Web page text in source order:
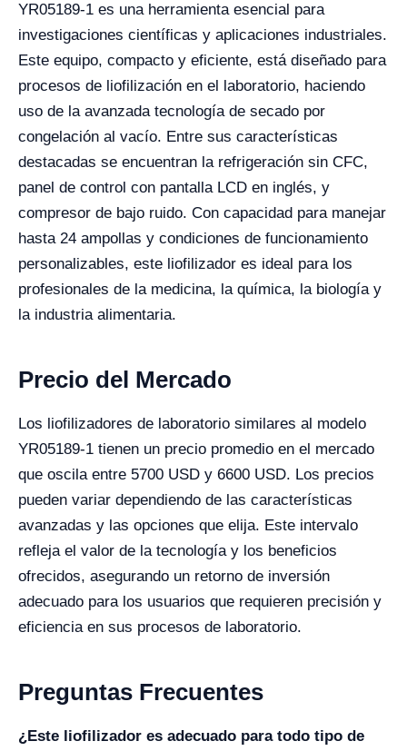
YR05189-1 es una herramienta esencial para
investigaciones científicas y aplicaciones industriales.
Este equipo, compacto y eficiente, está diseñado para
procesos de liofilización en el laboratorio, haciendo
uso de la avanzada tecnología de secado por
congelación al vacío. Entre sus características
destacadas se encuentran la refrigeración sin CFC,
panel de control con pantalla LCD en inglés, y
compresor de bajo ruido. Con capacidad para manejar
hasta 24 ampollas y condiciones de funcionamiento
personalizables, este liofilizador es ideal para los
profesionales de la medicina, la química, la biología y
la industria alimentaria.
Precio del Mercado
Los liofilizadores de laboratorio similares al modelo
YR05189-1 tienen un precio promedio en el mercado
que oscila entre 5700 USD y 6600 USD. Los precios
pueden variar dependiendo de las características
avanzadas y las opciones que elija. Este intervalo
refleja el valor de la tecnología y los beneficios
ofrecidos, asegurando un retorno de inversión
adecuado para los usuarios que requieren precisión y
eficiencia en sus procesos de laboratorio.
Preguntas Frecuentes
¿Este liofilizador es adecuado para todo tipo de